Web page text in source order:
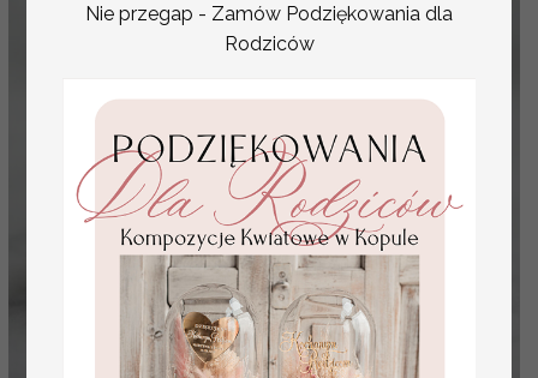
Nie przegap - Zamów Podziękowania dla
Rodziców